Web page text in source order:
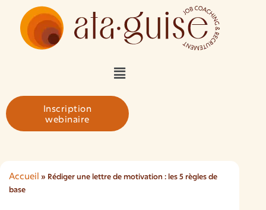
Inscription
webinaire
Accueil » Rédiger une lettre de motivation : les 5 règles de
base